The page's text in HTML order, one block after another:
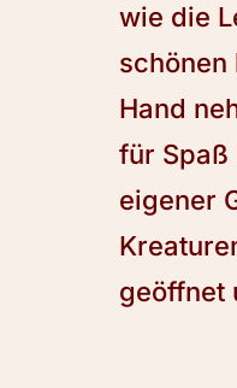
wie die
schönen
Hand
für Spaß
eigener
geöffnet